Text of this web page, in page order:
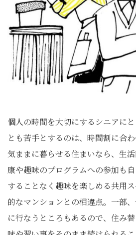
個人の時間を大切にするシニアに
とも苦手とするのは、時間割に合わ
気ままに暮らせる住まいなら、生
康や趣味のプログラムへの参加も
することなく趣味を楽しめる共用
的なマンションとの相違点。一部
に行なうところもあるので、住み